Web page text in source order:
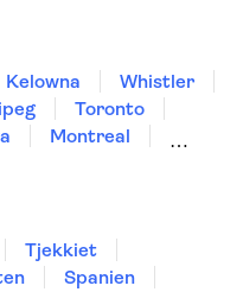
Kelowna
Whistler
Toronto
Montreal
Tjekkiet
Spanien